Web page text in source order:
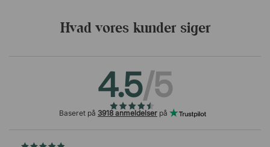
Hvad vores kunder siger
4.5/5
Baseret på 3918 anmeldelserpå